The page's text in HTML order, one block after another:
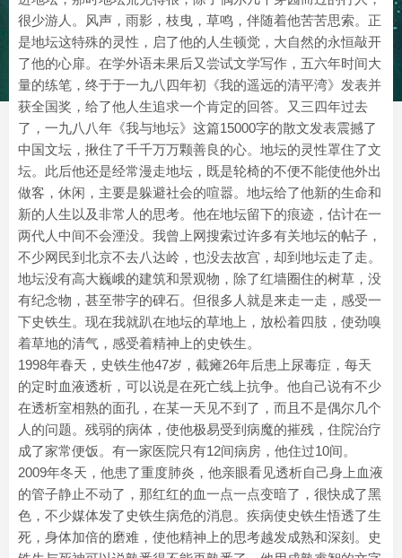
很少游人。风声，雨影，枝曳，草鸣，伴随着他苦苦思索。正
是地坛这特殊的灵性，启了他的人生顿觉，大自然的永恒敲开
了他的心扉。在学外语未果后又尝试文学写作，五六年时间大
量的练笔，终于于一九八四年初《我的遥远的清平湾》发表并
获全国奖，给了他人生追求一个肯定的回答。又三四年过去
了，一九八八年《我与地坛》这篇15000字的散文发表震撼了
中国文坛，揪住了千千万万颗善良的心。地坛的灵性罩住了文
坛。此后他还是经常漫走地坛，既是轮椅的不便不能使他外出
做客，休闲，主要是躲避社会的喧嚣。地坛给了他新的生命和
新的人生以及非常人的思考。他在地坛留下的痕迹，估计在一
两代人中间不会湮没。我曾上网搜索过许多有关地坛的帖子，
不少网民到北京不去八达岭，也没去故宫，却到地坛走了走。
地坛没有高大巍峨的建筑和景观物，除了红墙圈住的树草，没
有纪念物，甚至带字的碑石。但很多人就是来走一走，感受一
下史铁生。现在我就趴在地坛的草地上，放松着四肢，使劲嗅
着草地的清气，感受着精神上的史铁生。
1998年春天，史铁生他47岁，截瘫26年后患上尿毒症，每天
的定时血液透析，可以说是在死亡线上抗争。他自己说有不少
在透析室相熟的面孔，在某一天见不到了，而且不是偶尔几个
人的问题。残弱的病体，使他极易受到病魔的摧残，住院治疗
成了家常便饭。有一家医院只有12间病房，他住过10间。
2009年冬天，他患了重度肺炎，他亲眼看见透析自己身上血液
的管子静止不动了，那红红的血一点一点变暗了，很快成了黑
色，不少媒体发了史铁生病危的消息。疾病使史铁生悟透了生
死，身体加倍的磨难，使他精神上的思考越发成熟和深刻。史